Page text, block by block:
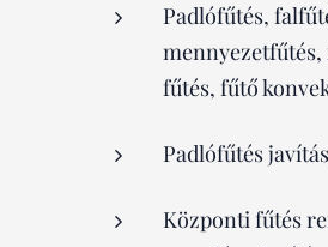
Padlófűtés,
fűtés, fűtő
Padlófűtés
Központi fűtés